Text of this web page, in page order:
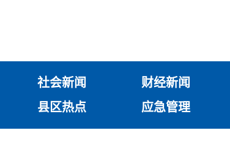
社会新闻 财经新闻
县区热点 应急管理